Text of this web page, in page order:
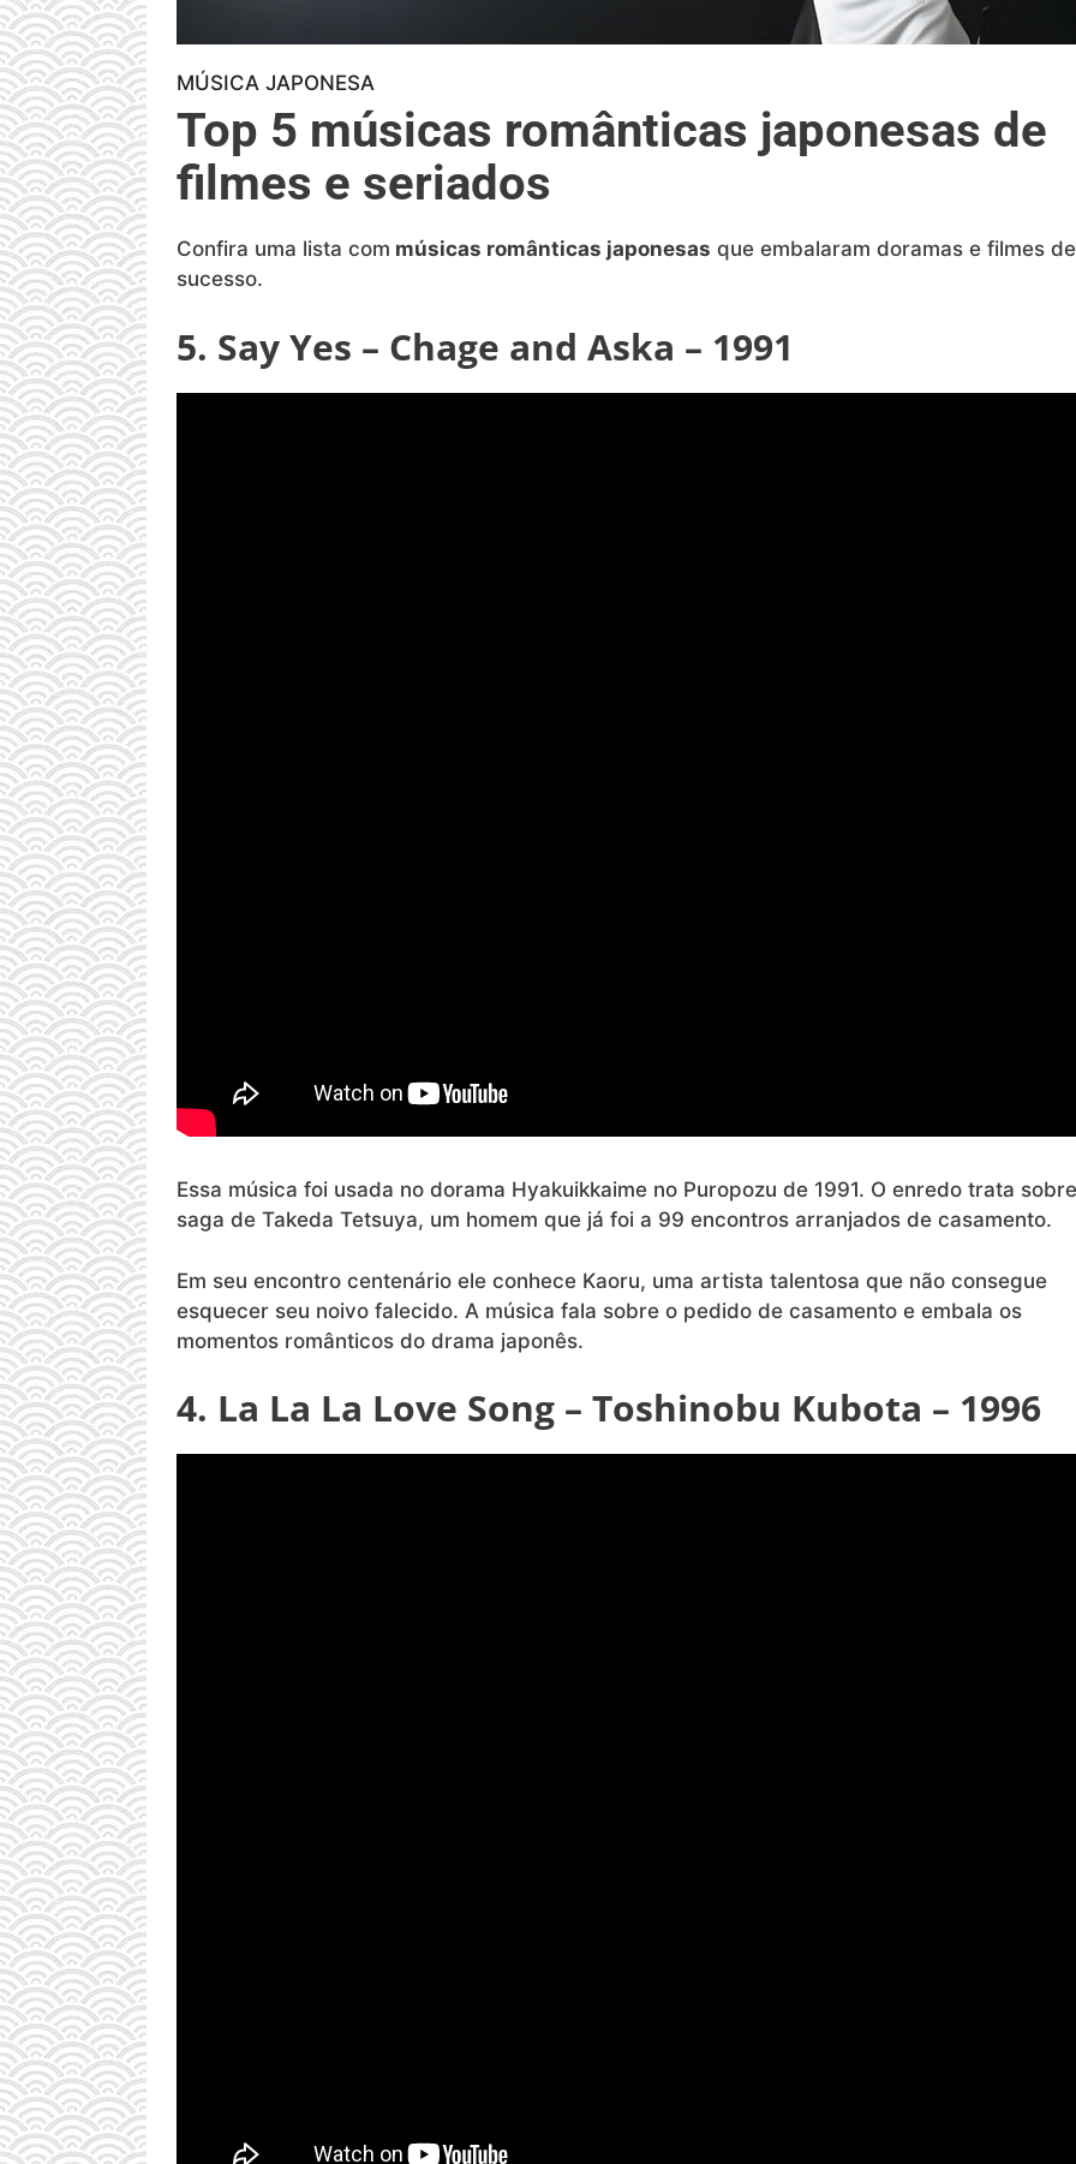
MÚSICA JAPONESA
Top 5 músicas românticas japonesas de
filmes e seriados
Confira uma lista com músicas românticas japonesas que embalaram doramas e filmes de
sucesso.
5. Say Yes – Chage and Aska – 1991
Essa música foi usada no dorama Hyakuikkaime no Puropozu de 1991. O enredo trata
saga de Takeda Tetsuya, um homem que já foi a 99 encontros arranjados de casamento.
Em seu encontro centenário ele conhece Kaoru, uma artista talentosa que não consegue
esquecer seu noivo falecido. A música fala sobre o pedido de casamento e embala os
momentos românticos do drama japonês.
4. La La La Love Song – Toshinobu Kubota – 1996